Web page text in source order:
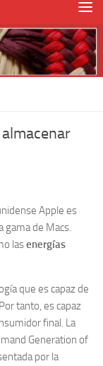
Apple es
gama de Macs.
lasenergías
que es capaz de
tanto, es capaz
final. La
Generation of
por la